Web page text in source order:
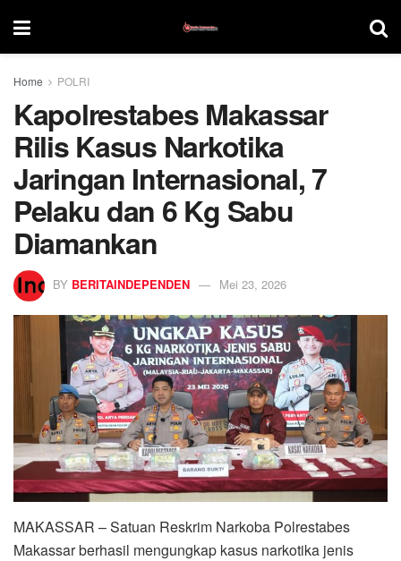
Home POLRI
Kapolrestabes Makassar
Rilis Kasus Narkotika
Jaringan Internasional, 7
Pelaku dan 6 Kg Sabu
Diamankan
BY BERITAINDEPENDEN Mei 23, 2026
MAKASSAR – Satuan Reskrim Narkoba Polrestabes
Makassar berhasil mengungkap kasus narkotika jenis